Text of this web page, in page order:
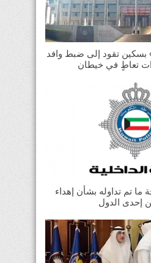
بسكين تقود إلى ضبط وافد
تعاطٍ في خيطان
ما تم تداوله بشأن إهداء